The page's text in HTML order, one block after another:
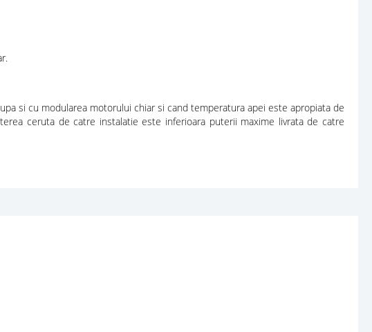
si cu modularea motorului chiar si cand temperatura apei este apropiata de
ceruta de catre instalatie este inferioara puterii maxime livrata de catre